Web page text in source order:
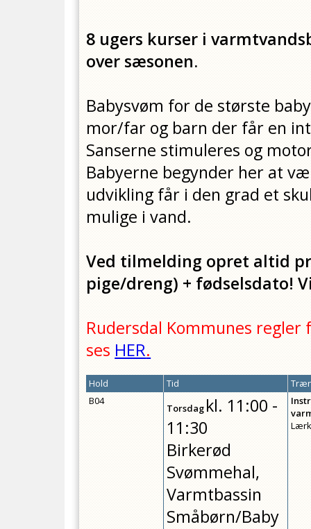
8 ugers kurser i
over sæsonen.
Babysvøm for de største
mor/far og barn der får en
Sanserne stimuleres og
Babyerne begynder her at
udvikling får i den grad et
mulige i vand.
Ved tilmelding opret altid
pige/dreng) + fødselsdato!
Rudersdal Kommunes regler
ses HER.
Hold Tid
B04
Torsdagkl. 11:00 -
11:30
Birkerød
Svømmehal,
Varmtbassin
Småbørn/Baby